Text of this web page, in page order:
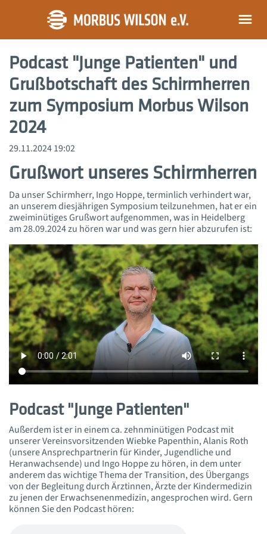
Podcast "Junge Patienten" und
Grußbotschaft des Schirmherren
zum Symposium Morbus Wilson
2024
29.11.2024 19:02
Grußwort unseres Schirmherren
Da unser Schirmherr, Ingo Hoppe, terminlich verhindert war,
an unserem diesjährigen Symposium teilzunehmen, hat er ein
zweiminütiges Grußwort aufgenommen, was in Heidelberg
am 28.09.2024 zu hören war und was gern hier abzurufen ist:
Podcast "Junge Patienten"
Außerdem ist er in einem ca. zehnminütigen Podcast mit
unserer Vereinsvorsitzenden Wiebke Papenthin, Alanis Roth
(unsere Ansprechpartnerin für Kinder, Jugendliche und
Heranwachsende) und Ingo Hoppe zu hören, in dem unter
anderem das wichtige Thema der Transition, des Übergangs
von der Begleitung durch Ärztinnen, Ärzte der Kindermedizin
zu jenen der Erwachsenenmedizin, angesprochen wird. Gern
können Sie den Podcast hören: